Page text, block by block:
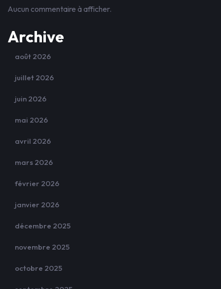
Aucun commentaire à afficher.
Archive
août 2026
juillet 2026
juin 2026
mai 2026
avril 2026
mars 2026
février 2026
janvier 2026
décembre 2025
novembre 2025
octobre 2025